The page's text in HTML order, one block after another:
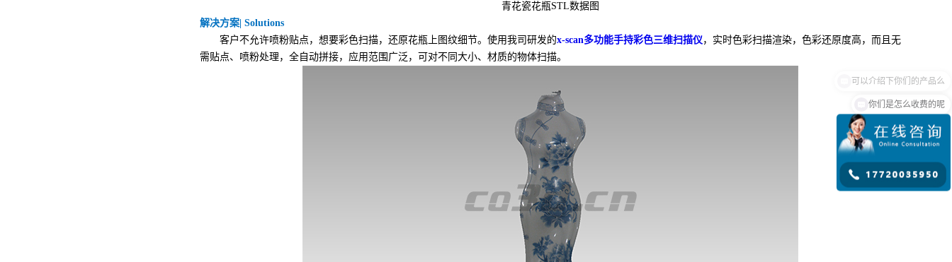
青花瓷花瓶STL数据图
解决方案| Solutions
客户不允许喷粉贴点，想要彩色扫描，还原花瓶上图纹细节。使用我司研发的x-scan多功能手持彩色三维扫描仪，实时色彩扫描渲染，色彩还原度高，而且无
需贴点、喷粉处理，全自动拼接，应用范围广泛，可对不同大小、材质的物体扫描。
你们是怎么收费的呢